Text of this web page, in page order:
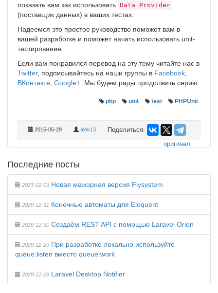
показать вам как использовать Data Provider
(поставщик данных) в ваших тестах.
Надеемся это простое руководство поможет вам в
вашей разработке и поможет начать использовать unit-
тестирование.
Если вам понравился перевод на эту тему читайте нас в
Twitter, подписывайтесь на наши группы в Facebook
ВКонтакте Google+ . Мы будем рады продолжить серию.
php unit test PHPUnit
2015-05-29 alek13
Поделиться:
оригинал
Последние посты
2023-02-03 Новая мажорная версия Flysystem
2020-12-31 Конечные автоматы для Eloquent
2020-12-30 Создаём REST API с помощью Laravel Orion
2020-12-29 При разработке локально используйте
queue:listen вместо queue:work
2020-12-28 Laravel Desktop Notifier